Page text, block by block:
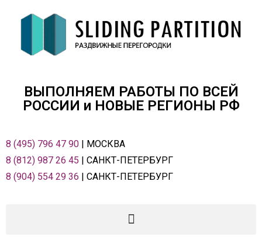
ВЫПОЛНЯЕМ РАБОТЫ ПО ВСЕЙ
РОСCИИ и НОВЫЕ РЕГИОНЫ РФ
8 (495) 796 47 90 | МОСКВА
8 (812) 987 26 45 | САНКТ-ПЕТЕРБУРГ
8 (904) 554 29 36 | САНКТ-ПЕТЕРБУРГ